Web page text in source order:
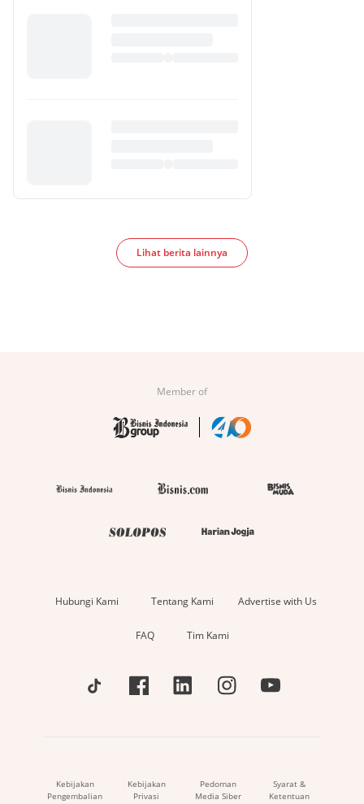
Lihat berita lainnya
Member of
Hubungi Kami Tentang Kami Advertise with Us
FAQ Tim Kami
Kebijakan
Pengembalian
Kebijakan
Privasi
Pedoman
Media Siber
Syarat &
Ketentuan